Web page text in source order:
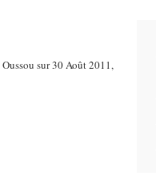
sur 30 Août 2011,